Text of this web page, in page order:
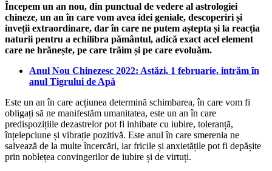
Începem un an nou, din punctual de vedere al astrologiei
chineze, un an în care vom avea idei geniale, descoperiri și
inveții extraordinare, dar în care ne putem aștepta și la reacția
naturii pentru a echilibra pământul, adică exact acel element
care ne hrănește, pe care trăim și pe care evoluăm.
Anul Nou Chinezesc 2022: Astăzi, 1 februarie, intrăm în
anul Tigrului de Apă
Este un an în care acțiunea determină schimbarea, în care vom fi
obligați să ne manifestăm umanitatea, este un an în care
predispozițiile dezastrelor pot fi inhibate cu iubire, toleranță,
înțelepciune și vibrație pozitivă. Este anul în care smerenia ne
salvează de la multe încercări, iar fricile și anxietățile pot fi depășite
prin noblețea convingerilor de iubire și de virtuți.